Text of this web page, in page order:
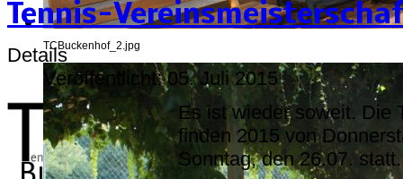
TCBuckenhof_2.jpg
Tennis-
Details
Veröffentlicht: 05. Juli 2015
Es ist wieder soweit. Die
finden 2015 von
Sonntag, den 26.07. statt.